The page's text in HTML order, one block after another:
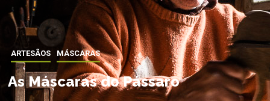
ARTESÃOS MÁSCARAS
As Máscaras do Pássaro